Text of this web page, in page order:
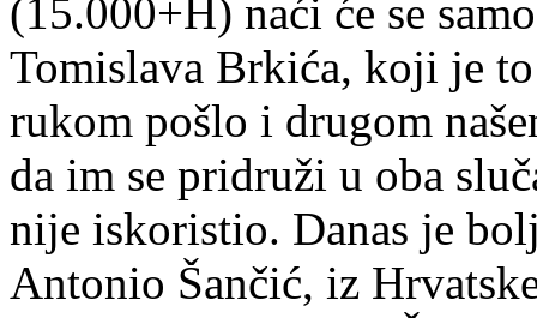
(15.000+H) naći će se
Tomislava Brkića, koji je
rukom pošlo i drugom
da im se pridruži u oba
nije iskoristio. Danas je
Antonio Šančić, iz